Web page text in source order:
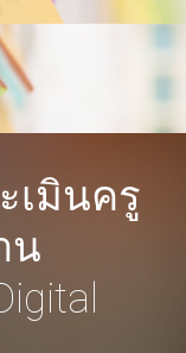
เมินครู
น